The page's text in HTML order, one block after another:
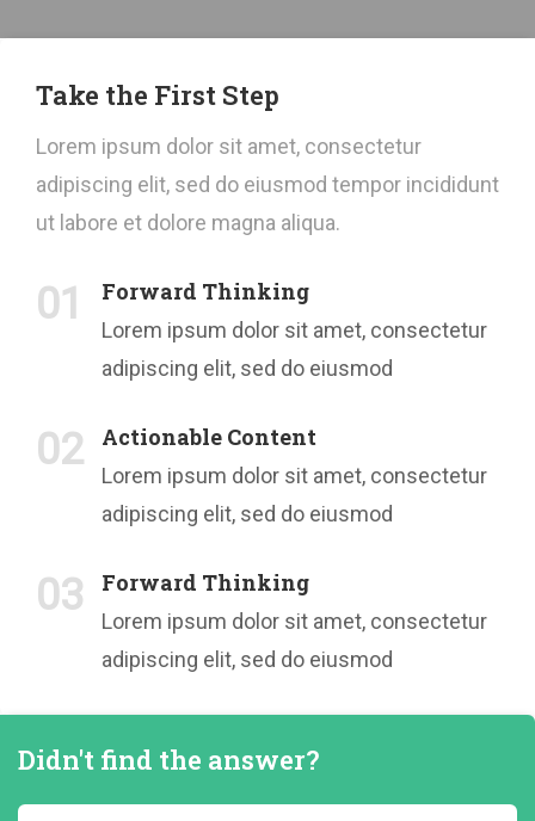
Take the First Step
Lorem ipsum dolor sit amet, consectetur
adipiscing elit, sed do eiusmod tempor incididunt
ut labore et dolore magna aliqua.
01 Forward Thinking
Lorem ipsum dolor sit amet, consectetur
adipiscing elit, sed do eiusmod
02 Actionable Content
Lorem ipsum dolor sit amet, consectetur
adipiscing elit, sed do eiusmod
03 Forward Thinking
Lorem ipsum dolor sit amet, consectetur
adipiscing elit, sed do eiusmod
Didn't find the answer?